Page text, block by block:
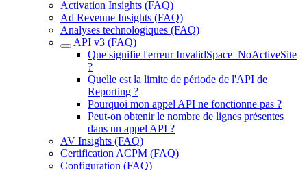
Activation Insights (FAQ)
Ad Revenue Insights (FAQ)
Analyses technologiques (FAQ)
API v3 (FAQ)
Que signifie l'erreur InvalidSpace_NoActiveSite
?
Quelle est la limite de période de l'API de
Reporting ?
Pourquoi mon appel API ne fonctionne pas ?
Peut-on obtenir le nombre de lignes présentes
dans un appel API ?
AV Insights (FAQ)
Certification ACPM (FAQ)
Configuration (FAQ)